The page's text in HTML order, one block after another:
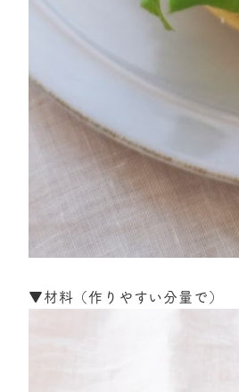
▼材料（作りやすい分量で）